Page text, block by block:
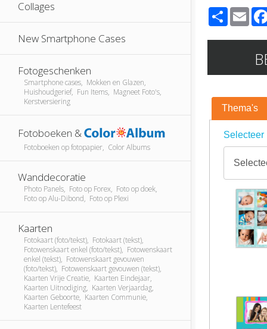
Collages
New Smartphone Cases
Fotogeschenken
Smartphone cases, Mokken en Glazen,
Huishoudgerief, Fun Items, Magneet Foto's,
Kerstversiering
Fotoboeken &
Fotoboeken op fotopapier, Color Albums
Wanddecoratie
Photo Panels, Foto op Forex, Foto op doek,
Foto op Alu-Dibond, Foto op Plexi
Kaarten
Fotokaart (foto/tekst), Fotokaart (tekst),
Fotowenskaart enkel (foto/tekst), Fotowenskaart
enkel (tekst), Fotowenskaart gevouwen
(foto/tekst), Fotowenskaart gevouwen (tekst),
Kaarten Vrije Creatie, Kaarten Eindejaar,
Kaarten Uitnodiging, Kaarten Verjaardag,
Kaarten Geboorte, Kaarten Communie,
Kaarten Lentefeest
Share
Thema's
Selecteer